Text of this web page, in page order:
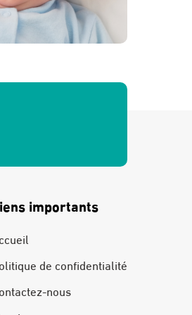
importants
de confidentialité
nous